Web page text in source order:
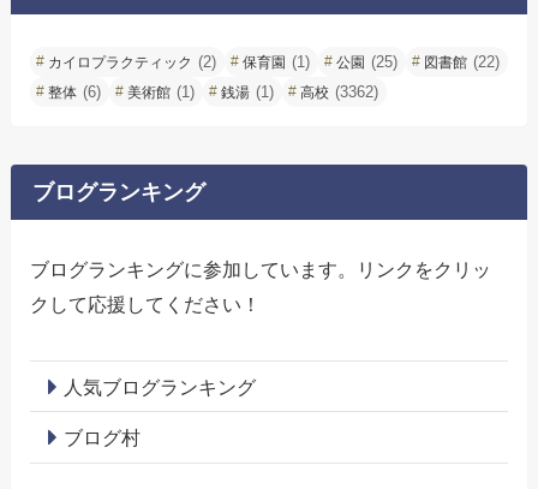
カイロプラクティック (2) 保育園 (1) 公園 (25) 図書館 (22)
整体 (6) 美術館 (1) 銭湯 (1) 高校 (3362)
ブログランキング
ブログランキングに参加しています。リンクをクリッ
クして応援してください！
人気ブログランキング
ブログ村